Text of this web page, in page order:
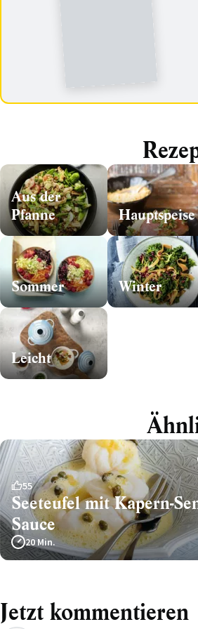
Aus der
Pfanne
Hauptspeise
Sommer Winter
Leicht
55
Seeteufel mit Kapern-
Sauce
20 Min.
Jetzt kommentieren